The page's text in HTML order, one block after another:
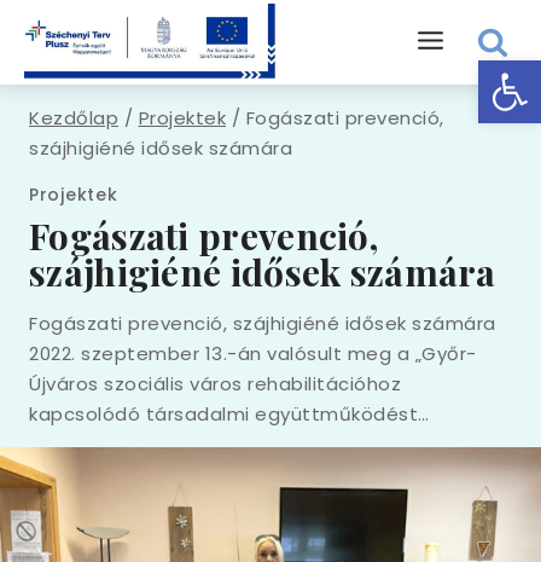
content
Kezdőlap / Projektek / Fogászati prevenció,
szájhigiéné idősek számára
Projektek
Fogászati prevenció,
szájhigiéné idősek számára
Fogászati prevenció, szájhigiéné idősek számára
2022. szeptember 13.-án valósult meg a „Győr-
Újváros szociális város rehabilitációhoz
kapcsolódó társadalmi együttműködést…